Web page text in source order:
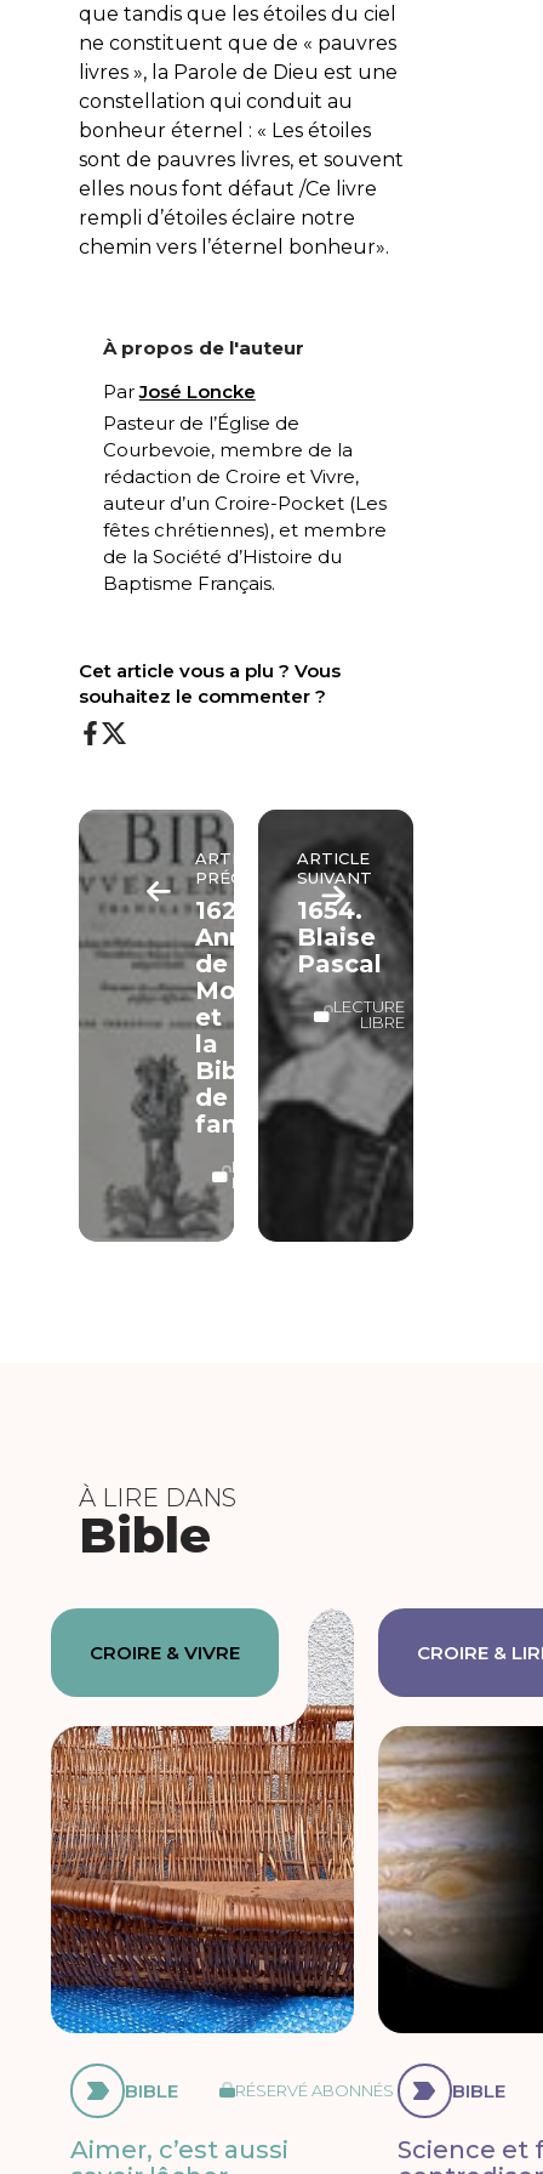
que tandis que les étoiles du ciel
ne constituent que de « pauvres
livres », la Parole de Dieu est une
constellation qui conduit au
bonheur éternel : « Les étoiles
sont de pauvres livres, et souvent
elles nous font défaut /Ce livre
rempli d’étoiles éclaire notre
chemin vers l’éternel bonheur».
À propos de l'auteur
ParJosé Loncke
Pasteur de l’Église de
Courbevoie, membre de la
rédaction de Croire et Vivre,
auteur d’un Croire-Pocket (Les
fêtes chrétiennes), et membre
de la Société d’Histoire du
Baptisme Français.
Cet article vous a plu ? Vous
souhaitez le commenter ?
ARTICLE
PRÉCÉDENT
1620.
Anne
de
Mornay
et
la
Bible
de
famille
LECTURE
LIBRE
ARTICLE
SUIVANT
1654.
Blaise
Pascal
LECTURE
LIBRE
À LIRE DANS
Bible
CROIRE & VIVRE
BIBLE RÉSERVÉ ABONNÉS
Aimer, c’est aussi
CROIRE &
BIBLE
Science et